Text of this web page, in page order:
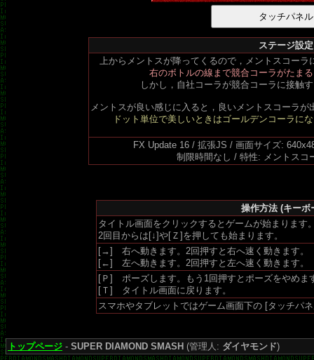
ステージ設定
上からメントスが降ってくるので，メントスコー
右のボトルの線まで競合コーラがたま
しかし，自社コーラが競合コーラに接触
メントスが良い感じに入ると，良いメントスコーラ
ドット単位で美しいときはゴールデンコーラに
FX Update 16 / 拡張JS / 画面サイズ:
制限時間なし / 特性: メントスコ
操作方法 (キーボ
タイトル画面をクリックするとゲームが始まります
2回目からは[↓]や[Ｚ]を押しても始まります。
[→] 右へ動きます。2回押すと右へ速く動きます。
[←] 左へ動きます。2回押すと左へ速く動きます。
[Ｐ] ポーズします。もう1回押すとポーズをやめま
[Ｔ] タイトル画面に戻ります。
スマホやタブレットではゲーム画面下の [タッチパ
トップページ - SUPER DIAMOND SMASH (管理人: ダイヤモンド)